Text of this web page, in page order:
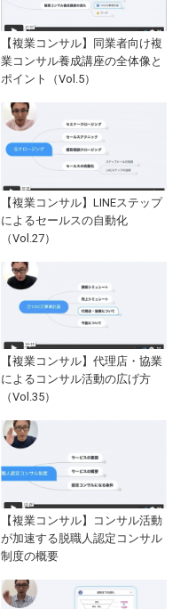
【複業コンサル】同業者向け複
業コンサル養成講座の全体像と
ポイント（Vol.5）
【複業コンサル】LINEステップ
によるセールスの自動化
（Vol.27）
【複業コンサル】代理店・協業
によるコンサル活動の広げ方
（Vol.35）
【複業コンサル】コンサル活動
が加速する脱職人認定コンサル
制度の概要